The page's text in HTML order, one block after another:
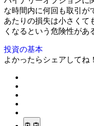
な時間内に何回も取引が
あたりの損失は小さくて
くなるという危険性があ
投資の基本
よかったらシェアしてね！